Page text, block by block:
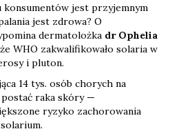
jest przyjemnym
jest zdrowa? O
dermatolożka dr Ophelia
WHO zakwalifikowało solaria w
i pluton.
14 tys. osób chorych na
raka skóry —
ryzyko zachorowania